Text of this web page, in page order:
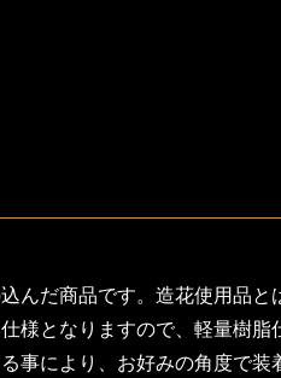
んだ商品です。造花使用品
様となりますので、軽量樹脂
事により、お好みの角度で